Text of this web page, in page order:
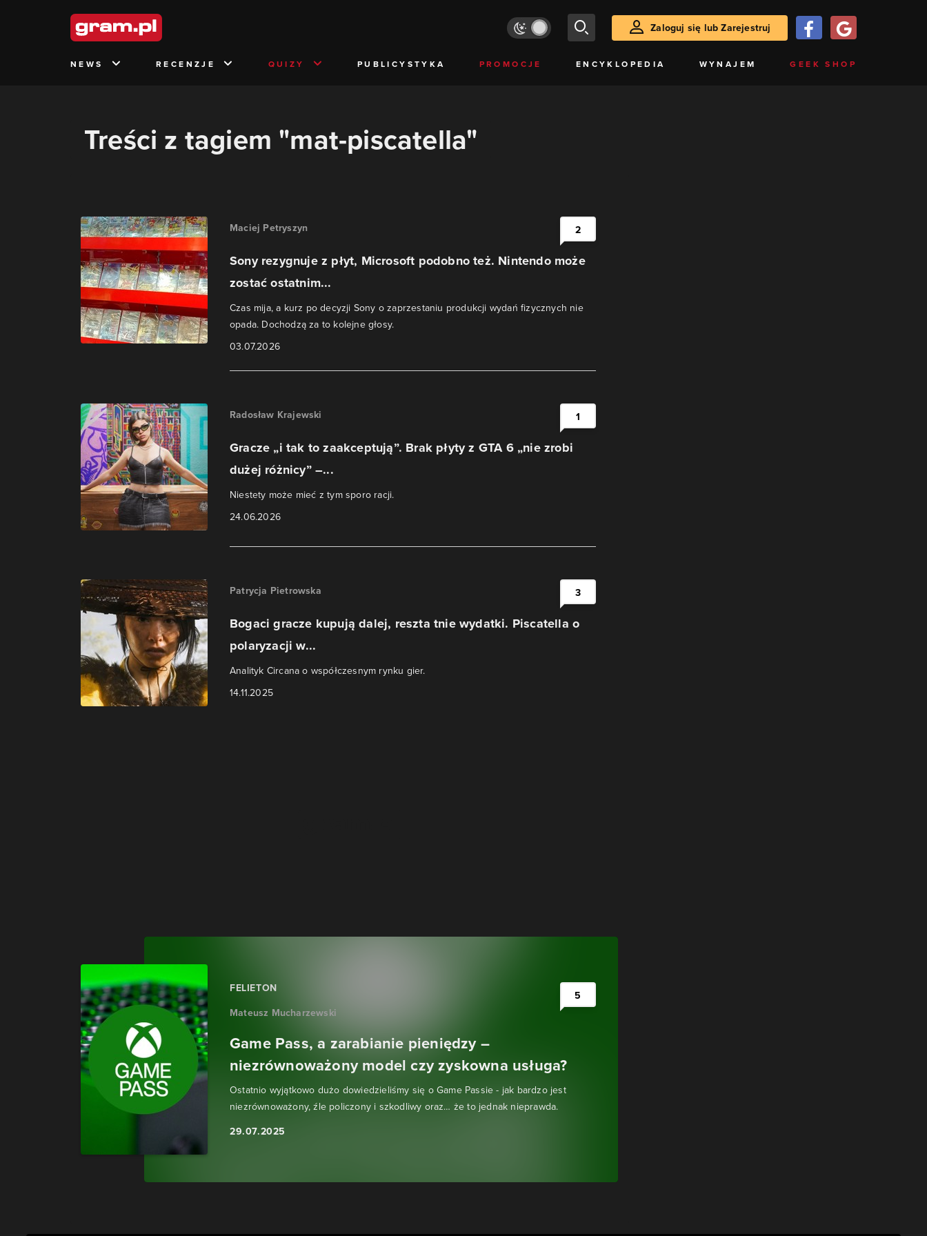
Zaloguj się lub Zarejestruj
NEWS RECENZJE QUIZY PUBLICYSTYKA PROMOCJE ENCYKLOPEDIA WYNAJEM GEEK SHOP
Treści z tagiem "mat-piscatella"
Maciej Petryszyn
Sony rezygnuje z płyt, Microsoft podobno też. Nintendo może
zostać ostatnim...
Czas mija, a kurz po decyzji Sony o zaprzestaniu produkcji wydań fizycznych nie
opada. Dochodzą za to kolejne głosy.
03.07.2026
2
Radosław Krajewski
Gracze „i tak to zaakceptują”. Brak płyty z GTA 6 „nie zrobi
dużej różnicy” –...
Niestety może mieć z tym sporo racji.
24.06.2026
1
Patrycja Pietrowska
Bogaci gracze kupują dalej, reszta tnie wydatki. Piscatella o
polaryzacji w...
Analityk Circana o współczesnym rynku gier.
14.11.2025
3
FELIETON
Mateusz Mucharzewski
Game Pass, a zarabianie pieniędzy –
niezrównoważony model czy zyskowna usługa?
Ostatnio wyjątkowo dużo dowiedzieliśmy się o Game Passie - jak bardzo jest
niezrównoważony, źle policzony i szkodliwy oraz… że to jednak nieprawda.
29.07.2025
5